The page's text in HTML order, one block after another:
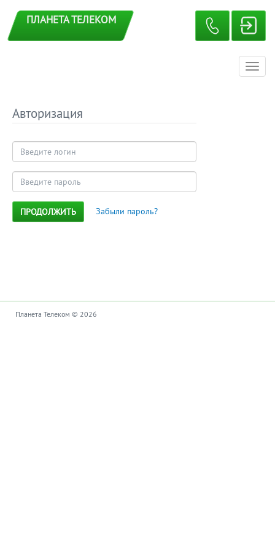
ПЛАНЕТА ТЕЛЕКОМ TOGGLE CONTACTS
Авторизация
ПРОДОЛЖИТЬ Забыли пароль?
Планета Телеком © 2026